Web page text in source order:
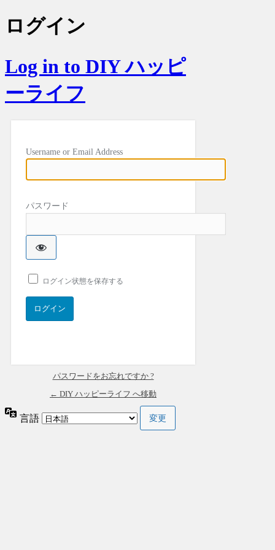
ログイン
Log in to DIY ハッピ
ーライフ
Username or Email Address
パスワード
ログイン状態を保存する
パスワードをお忘れですか ?
← DIY ハッピーライフ へ移動
言語